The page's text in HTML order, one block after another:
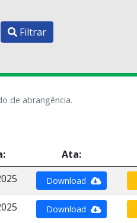
Filtrar
de abrangência.
Ata:
Download
Download